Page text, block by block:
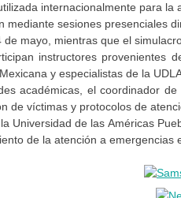
internacionalmente para
mediante sesiones presenciales
mayo, mientras que el
instructores provenientes
y especialistas de la
académicas, el coordinador
de víctimas y protocolos de
Universidad de las Américas
de la atención a emergencias